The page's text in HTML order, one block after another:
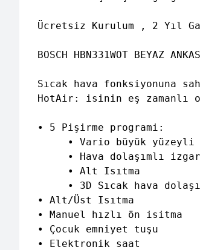
Ücretsiz Kurulum , 2 Yıl
BOSCH HBN331WOT BEYAZ
Sıcak hava fonksiyonuna
HotAir: isinin eş zamanlı
• 5 Pişirme programi:
• Vario büyük yüzeyli
• Hava dolaşımlı
     • Alt Isıtma
• 3D Sıcak hava
• Alt/Üst Isıtma
• Manuel hızlı ön isitma
• Çocuk emniyet tuşu
• Elektronik saat